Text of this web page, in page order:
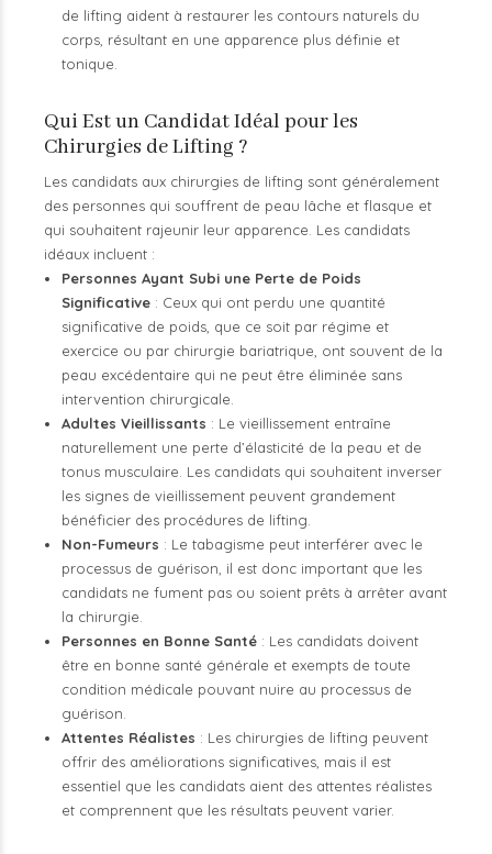
de lifting aident à restaurer les contours naturels du
corps, résultant en une apparence plus définie et
tonique.
Qui Est un Candidat Idéal pour les
Chirurgies de Lifting ?
Les candidats aux chirurgies de lifting sont généralement
des personnes qui souffrent de peau lâche et flasque et
qui souhaitent rajeunir leur apparence. Les candidats
idéaux incluent :
Personnes Ayant Subi une Perte de Poids
Significative: Ceux qui ont perdu une quantité
significative de poids, que ce soit par régime et
exercice ou par chirurgie bariatrique, ont souvent de la
peau excédentaire qui ne peut être éliminée sans
intervention chirurgicale.
Adultes Vieillissants : Le vieillissement entraîne
naturellement une perte d’élasticité de la peau et de
tonus musculaire. Les candidats qui souhaitent inverser
les signes de vieillissement peuvent grandement
bénéficier des procédures de lifting.
Non-Fumeurs : Le tabagisme peut interférer avec le
processus de guérison, il est donc important que les
candidats ne fument pas ou soient prêts à arrêter avant
la chirurgie.
Personnes en Bonne Santé: Les candidats doivent
être en bonne santé générale et exempts de toute
condition médicale pouvant nuire au processus de
guérison.
Attentes Réalistes : Les chirurgies de lifting peuvent
offrir des améliorations significatives, mais il est
essentiel que les candidats aient des attentes réalistes
et comprennent que les résultats peuvent varier.